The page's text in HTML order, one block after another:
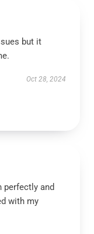
but it
Oct 28, 2024
and
with my